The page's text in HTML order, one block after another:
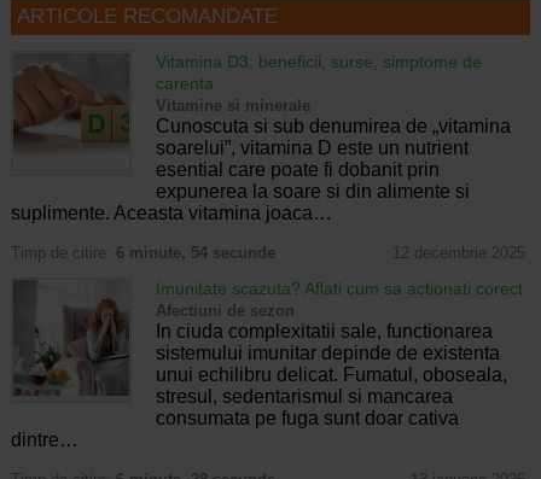
ARTICOLE RECOMANDATE
Vitamina D3: beneficii, surse, simptome de
carenta
Vitamine si minerale
Cunoscuta si sub denumirea de „vitamina
soarelui”, vitamina D este un nutrient
esential care poate fi dobanit prin
expunerea la soare si din alimente si
suplimente. Aceasta vitamina joaca…
Timp de citire: 6 minute, 54 secunde 12 decembrie 2025
Imunitate scazuta? Aflati cum sa actionati corect
Afectiuni de sezon
In ciuda complexitatii sale, functionarea
sistemului imunitar depinde de existenta
unui echilibru delicat. Fumatul, oboseala,
stresul, sedentarismul si mancarea
consumata pe fuga sunt doar cativa
dintre…